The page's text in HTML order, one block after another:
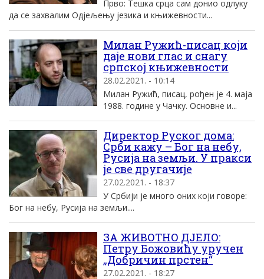
Прво: Тешка срца сам донио одлуку
да се захвалим Одјељењу језика и књижевности...
Милан Ружић-писац који
даје нови глас и снагу
српској књижевности
28.02.2021. - 10:14
Милан Ружић, писац, рођен је 4. маја
1988. године у Чачку. Основне и...
Директор Руског дома:
Срби кажу – Бог на небу,
Русија на земљи. У пракси
је све другачије
27.02.2021. - 18:37
У Србији је много оних који говоре:
Бог на небу, Русија на земљи....
ЗА ЖИВОТНО ДЈЕЛО:
Петру Божовићу уручен
„Добричин прстен“
27.02.2021. - 18:27